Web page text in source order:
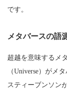
です。
メタバースの語
超越を意味するメ
（Universe）がメ
スティーブンソン